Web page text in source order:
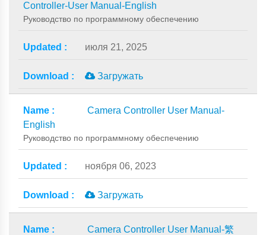
Controller-User Manual-English
Руководство по программному обеспечению
июля 21, 2025
Загружать
Camera Controller User Manual-
English
Руководство по программному обеспечению
ноября 06, 2023
Загружать
Camera Controller User Manual-繁